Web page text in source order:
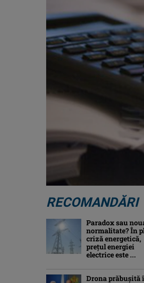
RECOMANDĂRI
Paradox sau
normalitate? În
criză energetică,
prețul energiei
electrice este ...
Drona prăbuşită